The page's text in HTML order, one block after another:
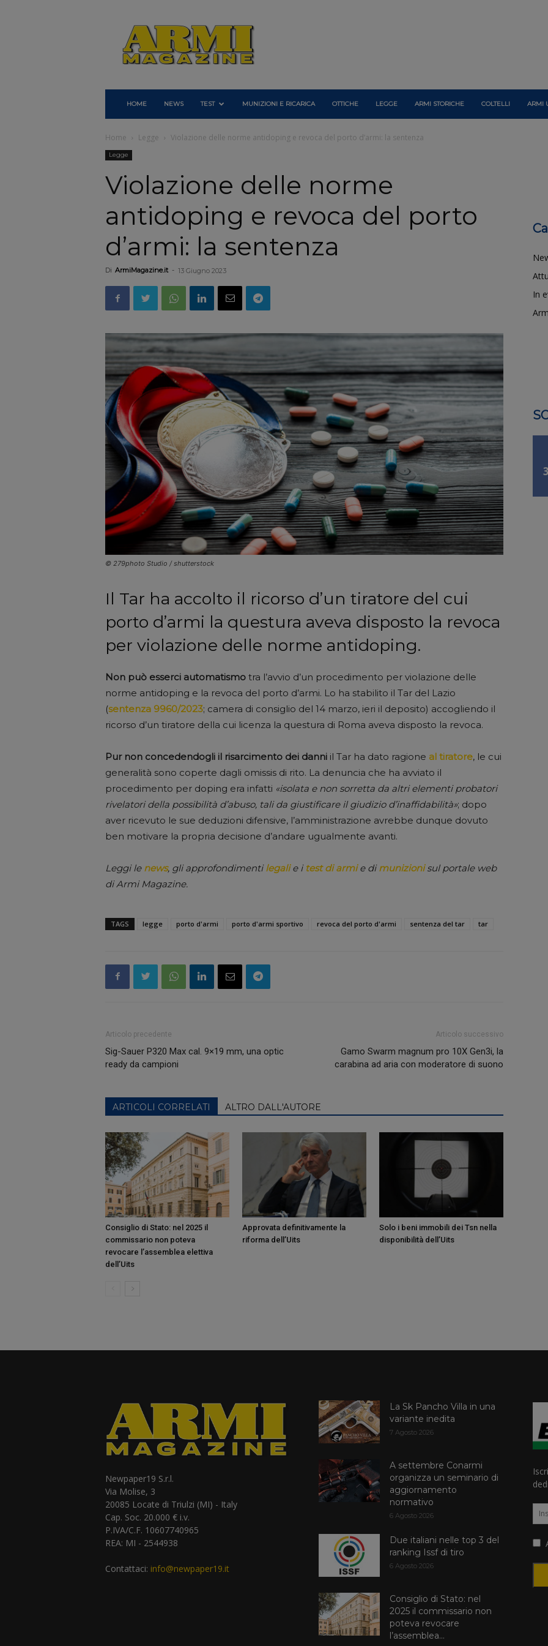
Armi
Magazine
HOME NEWS TEST MUNIZIONI E RICARICA OTTICHE LEGGE ARMI STORICHE COLTELLI ARMI
Home Legge Violazione delle norme antidoping e revoca del porto d’armi: la sentenza
Legge
Violazione delle norme
antidoping e revoca del porto
d’armi: la sentenza
Di ArmiMagazine.it - 13 Giugno 2023
© 279photo Studio / shutterstock
Il Tar ha accolto il ricorso d’un tiratore del cui
porto d’armi la questura aveva disposto la revoca
per violazione delle norme antidoping.
Non può esserci automatismo tra l’avvio d’un procedimento per violazione delle
norme antidoping e la revoca del porto d’armi. Lo ha stabilito il Tar del Lazio
(sentenza 9960/2023; camera di consiglio del 14 marzo, ieri il deposito) accogliendo il
ricorso d’un tiratore della cui licenza la questura di Roma aveva disposto la revoca.
Pur non concedendogli il risarcimento dei danni il Tar ha dato ragione al tiratore, le cui
generalità sono coperte dagli omissis di rito. La denuncia che ha avviato il
procedimento per doping era infatti «isolata e non sorretta da altri elementi probatori
rivelatori della possibilità d’abuso, tali da giustificare il giudizio d’inaffidabilità»; dopo
aver ricevuto le sue deduzioni difensive, l’amministrazione avrebbe dunque dovuto
ben motivare la propria decisione d’andare ugualmente avanti.
Leggi le news, gli approfondimentilegalie i test di armie dimunizionisul portale web
di Armi Magazine.
TAGS legge porto d'armi porto d'armi sportivo revoca del porto d'armi sentenza del tar tar
Articolo precedente
Sig-Sauer P320 Max cal. 9×19 mm, una optic
ready da campioni
Articolo successivo
Gamo Swarm magnum pro 10X Gen3i, la
carabina ad aria con moderatore di suono
ARTICOLI CORRELATI ALTRO DALL'AUTORE
Consiglio di Stato: nel 2025 il
commissario non poteva
revocare l’assemblea elettiva
dell’Uits
Approvata definitivamente la
riforma dell’Uits
Solo i beni immobili dei Tsn nella
disponibilità dell’Uits
In
Newpaper19 S.r.l.
Via Molise, 3
20085 Locate di Triulzi (MI) - Italy
Cap. Soc. 20.000 € i.v.
P.IVA/C.F. 10607740965
REA: MI - 2544938
Contattaci: info@newpaper19.it
La Sk Pancho Villa in una
variante inedita
7 Agosto 2026
A settembre Conarmi
organizza un seminario di
aggiornamento
normativo
6 Agosto 2026
Due italiani nelle top 3 del
ranking Issf di tiro
6 Agosto 2026
Consiglio di Stato: nel
2025 il commissario non
poteva revocare
l’assemblea...